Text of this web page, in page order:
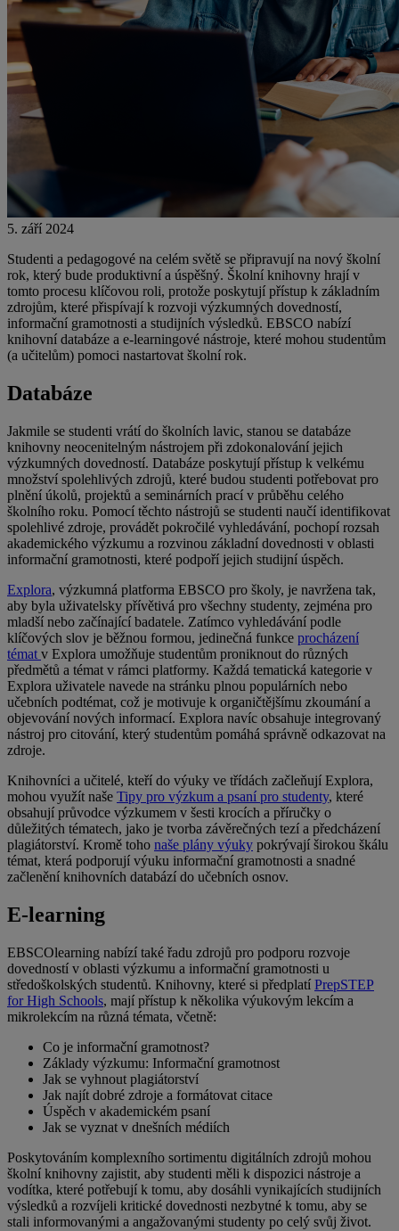
5. září 2024
Studenti a pedagogové na celém světě se připravují na nový školní
rok, který bude produktivní a úspěšný. Školní knihovny hrají v
tomto procesu klíčovou roli, protože poskytují přístup k základním
zdrojům, které přispívají k rozvoji výzkumných dovedností,
informační gramotnosti a studijních výsledků. EBSCO nabízí
knihovní databáze a e-learningové nástroje, které mohou studentům
(a učitelům) pomoci nastartovat školní rok.
Databáze
Jakmile se studenti vrátí do školních lavic, stanou se databáze
knihovny neocenitelným nástrojem při zdokonalování jejich
výzkumných dovedností. Databáze poskytují přístup k velkému
množství spolehlivých zdrojů, které budou studenti potřebovat pro
plnění úkolů, projektů a seminárních prací v průběhu celého
školního roku. Pomocí těchto nástrojů se studenti naučí identifikovat
spolehlivé zdroje, provádět pokročilé vyhledávání, pochopí rozsah
akademického výzkumu a rozvinou základní dovednosti v oblasti
informační gramotnosti, které podpoří jejich studijní úspěch.
Explora, výzkumná platforma EBSCO pro školy, je navržena tak,
aby byla uživatelsky přívětivá pro všechny studenty, zejména pro
mladší nebo začínající badatele. Zatímco vyhledávání podle
klíčových slov je běžnou formou, jedinečná funkce procházení
témat v Explora umožňuje studentům proniknout do různých
předmětů a témat v rámci platformy. Každá tematická kategorie v
Explora uživatele navede na stránku plnou populárních nebo
učebních podtémat, což je motivuje k organičtějšímu zkoumání a
objevování nových informací. Explora navíc obsahuje integrovaný
nástroj pro citování, který studentům pomáhá správně odkazovat na
zdroje.
Knihovníci a učitelé, kteří do výuky ve třídách začleňují Explora,
mohou využít naše Tipy pro výzkum a psaní pro studenty, které
obsahují průvodce výzkumem v šesti krocích a příručky o
důležitých tématech, jako je tvorba závěrečných tezí a předcházení
plagiátorství. Kromě toho naše plány výuky pokrývají širokou škálu
témat, která podporují výuku informační gramotnosti a snadné
začlenění knihovních databází do učebních osnov.
E-learning
EBSCOlearning nabízí také řadu zdrojů pro podporu rozvoje
dovedností v oblasti výzkumu a informační gramotnosti u
středoškolských studentů. Knihovny, které si předplatí PrepSTEP
for High Schools, mají přístup k několika výukovým lekcím a
mikrolekcím na různá témata, včetně:
Co je informační gramotnost?
Základy výzkumu: Informační gramotnost
Jak se vyhnout plagiátorství
Jak najít dobré zdroje a formátovat citace
Úspěch v akademickém psaní
Jak se vyznat v dnešních médiích
Poskytováním komplexního sortimentu digitálních zdrojů mohou
školní knihovny zajistit, aby studenti měli k dispozici nástroje a
vodítka, které potřebují k tomu, aby dosáhli vynikajících studijních
výsledků a rozvíjeli kritické dovednosti nezbytné k tomu, aby se
stali informovanými a angažovanými studenty po celý svůj život.